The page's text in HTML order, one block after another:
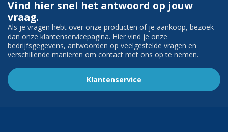
Vind hier snel het antwoord op jouw
vraag.
Als je vragen hebt over onze producten of je aankoop, bezoek
dan onze klantenservicepagina. Hier vind je onze
bedrijfsgegevens, antwoorden op veelgestelde vragen en
verschillende manieren om contact met ons op te nemen.
Klantenservice